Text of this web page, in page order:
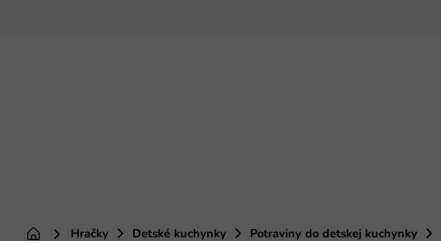
Hračky Detské kuchynky Potraviny do detskej kuchynky